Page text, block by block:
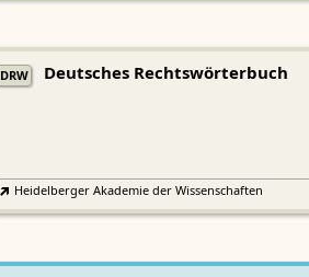
DRW Deutsches Rechtswörterbuch
Heidelberger Akademie der Wissenschaften